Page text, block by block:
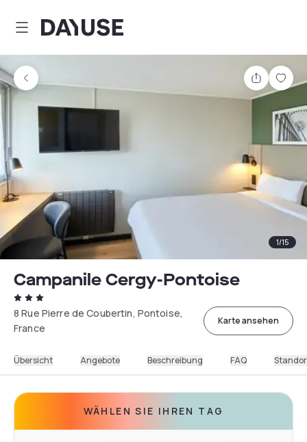
Dayuse
Teilen
1/15
Campanile Cergy-Pontoise
8 Rue Pierre de Coubertin, Pontoise,
France
Karte ansehen
Übersicht Angebote Beschreibung FAQ
WÄHLEN SIE IHREN TAG